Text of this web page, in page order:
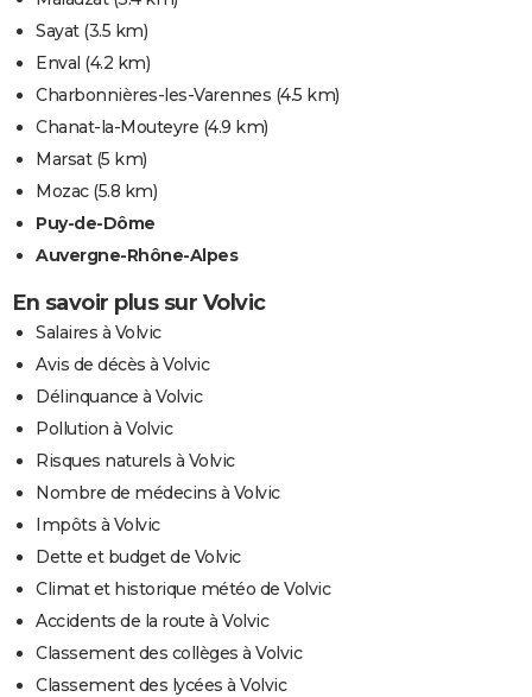
Sayat(3.5 km)
Enval (4.2 km)
Charbonnières-les-Varennes (4.5 km)
Chanat-la-Mouteyre (4.9 km)
Marsat(5 km)
Mozac(5.8 km)
Puy-de-Dôme
Auvergne-Rhône-Alpes
En savoir plus sur Volvic
Salaires à Volvic
Avis de décès à Volvic
Délinquance à Volvic
Pollution à Volvic
Risques naturels à Volvic
Nombre de médecins à Volvic
Impôts à Volvic
Dette et budget de Volvic
Climat et historique météo de Volvic
Accidents de la route à Volvic
Classement des collèges à Volvic
Classement des lycées à Volvic